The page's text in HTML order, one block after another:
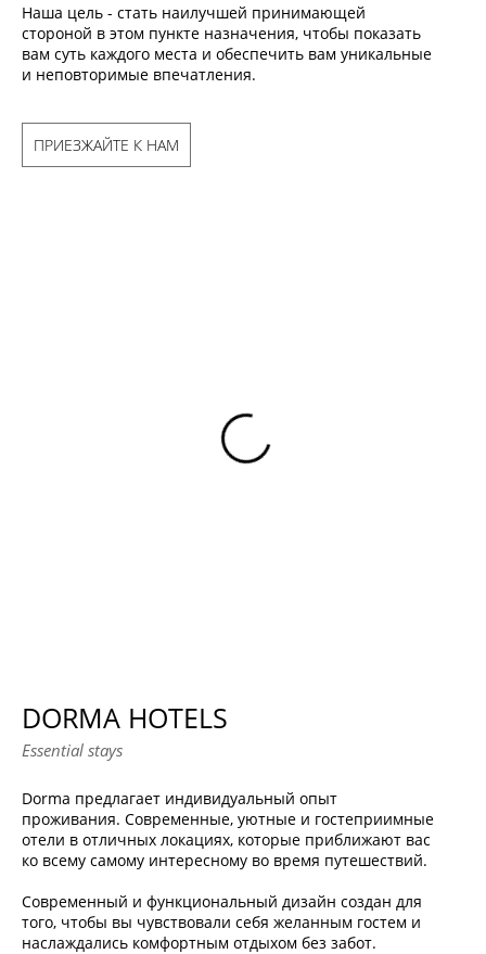
Наша цель - стать наилучшей принимающей
стороной в этом пункте назначения, чтобы показать
вам суть каждого места и обеспечить вам уникальные
и неповторимые впечатления.
ПРИЕЗЖАЙТЕ К НАМ
DORMA HOTELS
Essential stays
Dorma предлагает индивидуальный опыт
проживания. Современные, уютные и гостеприимные
отели в отличных локациях, которые приближают вас
ко всему самому интересному во время путешествий.
Современный и функциональный дизайн создан для
того, чтобы вы чувствовали себя желанным гостем и
наслаждались комфортным отдыхом без забот.